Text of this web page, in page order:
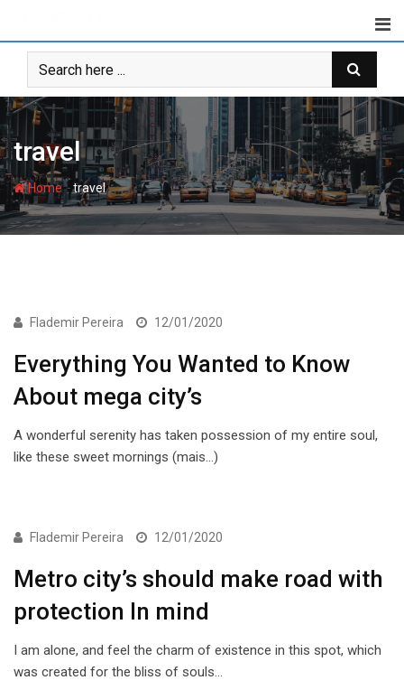
content
travel
Home-travel
ECONOMIA
Flademir Pereira 12/01/2020
Everything You Wanted to Know
About mega city’s
A wonderful serenity has taken possession of my entire soul,
like these sweet mornings (mais…)
ECONOMIA
Flademir Pereira 12/01/2020
Metro city’s should make road with
protection In mind
I am alone, and feel the charm of existence in this spot, which
was created for the bliss of souls…